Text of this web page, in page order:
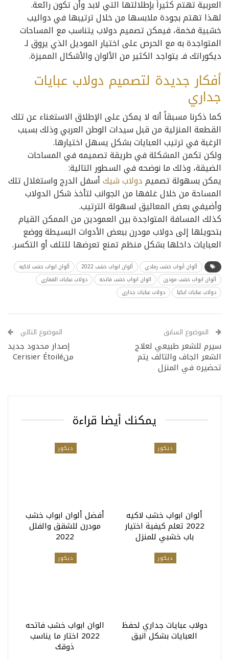
العربية تهتم كثيراً بإطلالتها التي لابد وأن تكون رائعة.
لهذا تهتم بجودة ملابسها من خلال ترتيبها في دواليب
خشبية فخمة، فيمكن تصميم دولاب يتناسب مع المساحات
المتواجدة به مع الحرص على اختيار الموديل الذي يروق لـ
ديكوراتك فـ يتواجد الكثير من الألوان والأشكال المميزة.
أفكار جديدة لتصميم دولاب عبايات
جداري
كما ذكرنا مسبقاً أنه لا يمكن على الإطلاق الاستغناء عن تلك
القطعة المنزلية من قبل سيدات الوطن العربي وذلك بسبب
الرغبة في ترتيب العبايات بشكل يسهل اختيارها.
ولكن تكمن المشكلة في طريقة تصميمه في المساحات
الضيقة، وذلك ما نوضحه في السطور التالية:
يمكن بسهولة تصميمدولاب شيكأسفل الدرج واستغلال تلك
المساحة من خلال غلفها من الجوانب لتأخذ شكل الدولاب
وأضيفي بعض المعاليق لسهولة الترتيب.
كذلك المسافة المتواجدة بين العمودين من الممكن القيام
بتحويلها إلى دولاب مودرن ببعض الأدوات البسيطة ووضع
العبايات داخلها بشكل منظم تمنع تعرضها للتلف أو التكسر.
ألوان أبواب خشب رمادي ألوان ابواب خشب 2022
ألوان ابواب خشب لاكيه
ألوان ابواب خشب مودرن
الوان ابواب خشب فاتحه
دولاب عبايات القفاري
دولاب عبايات ايكيا
دولاب عبايات جداري
الموضوع السابق
سيرم للشعر طبيعي لعلاج
الشعر الجاف والتالف يتم
تحضيره في المنزل
الموضوع التالي
إصدار محدود جديد
منCerisier Étoilé
يمكنك أيضا قراءة
ديكور
ألوان ابواب خشب لاكيه
2022 تعلم كيفية اختيار
باب خشبي للمنزل
ديكور
أفضل ألوان ابواب خشب
مودرن للشقق والفلل
2022
ديكور
دولاب عبايات جداري لحفظ
العبايات بشكل انيق
ديكور
الوان ابواب خشب فاتحه
2022 اختار ما يناسب
ذوقك